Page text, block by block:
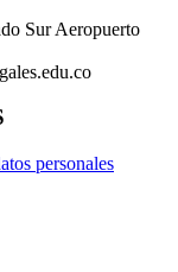
Sur Aeropuerto
personales